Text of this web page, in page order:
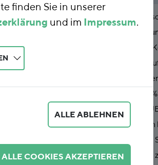
Ein bedeutender Teil der
Deutschland geht auf die
Steinkohlekraftwerken zurück.
verursacht den größten Teil der
Stromversorger. Allein die
Braunkohle ist für rund 40 bis
Luftschadstoffe verantwortlich
intersektoralen Vergleich geht
Anteil der Luftschadstoffe auf die
Braun- und Steinkohlekraftwerke
finden Sie in unserer
und im Impressum.
ALLE ABLEHNEN
ALLE COOKIES AKZEPTIEREN